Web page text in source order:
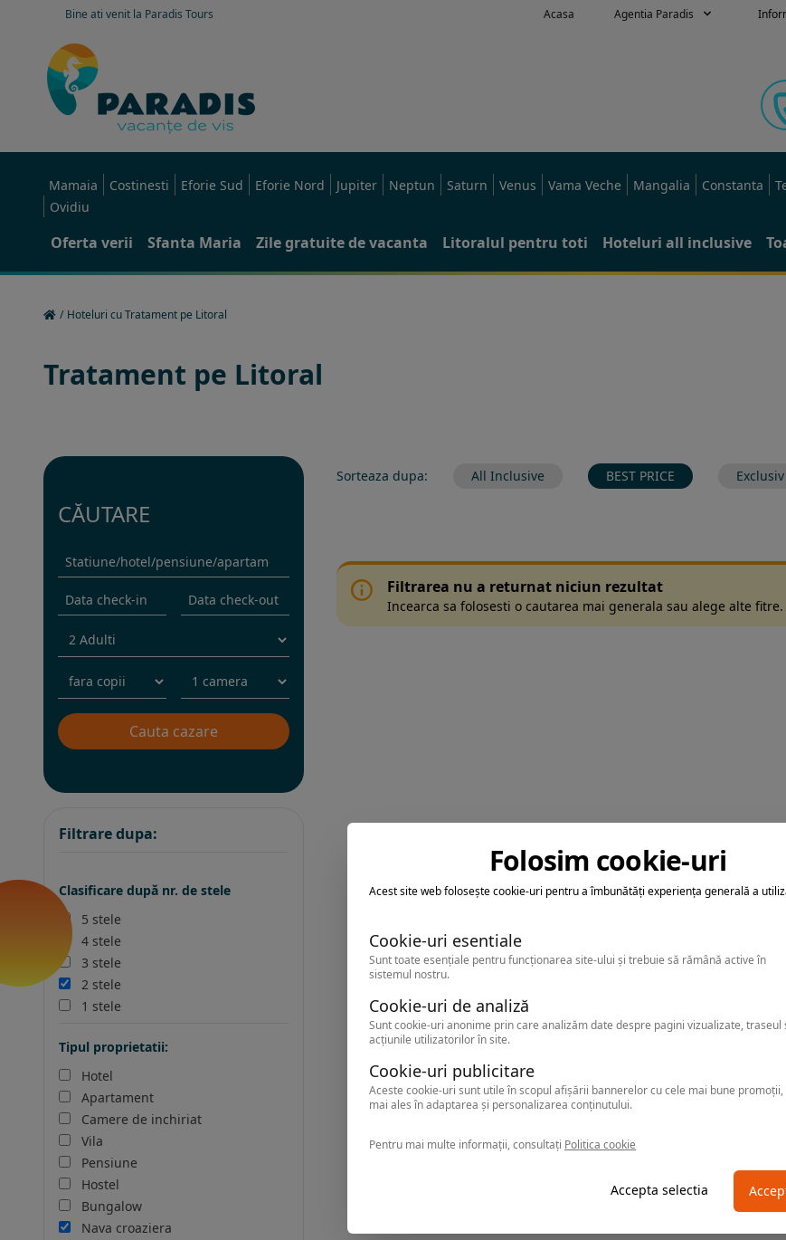
Bine ati venit la Paradis Tours Acasa Agentia Paradis
Mamaia Costinesti Eforie Sud Eforie Nord Jupiter Neptun Saturn Venus Vama Veche Mangalia Constanta
Ovidiu
Oferta verii Sfanta Maria Zile gratuite de vacanta Litoralul pentru toti Hoteluri all inclusive
/ Hoteluri cu Tratament pe Litoral
Tratament pe Litoral
CĂUTARE
Filtrare dupa:
Clasificare după nr. de stele
5 stele
4 stele
3 stele
2 stele
1 stele
Tipul proprietatii:
Hotel
Apartament
Camere de inchiriat
Vila
Pensiune
Hostel
Bungalow
Nava croaziera
Sorteaza dupa: All Inclusive BEST PRICE
Filtrarea nu a returnat niciun rezultat
Incearca sa folosesti o cautarea mai generala sau alege alte fitre.
Folosim cookie-uri
Acest site web folosește cookie-uri pentru a îmbunătăți experiența generală a
Cookie-uri esentiale
Sunt toate esențiale pentru funcționarea site-ului și trebuie să rămână active în
sistemul nostru.
Cookie-uri de analiză
Sunt cookie-uri anonime prin care analizăm date despre pagini vizualizate, traseul
acțiunile utilizatorilor în site.
Cookie-uri publicitare
Aceste cookie-uri sunt utile în scopul afișării bannerelor cu cele mai bune
mai ales în adaptarea și personalizarea conținutului.
Pentru mai multe informații, consultați Politica cookie
Accepta selectia